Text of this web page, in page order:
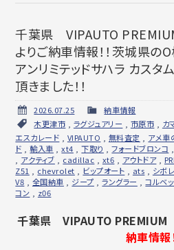
千葉県 VIPAUTO
よりご納車情報！！茨城県の
アンリミテッドサハラ カス
頂きました！！
2026.07.25
納車情報
木更津市
ラグジュアリー 市原市 カ
エスカレード
VIPAUTO 無料査定 アメ車
ド ,輸入車 ,xt4 ,下取り ,フォードブロンコ
アクティブ cadillac xt6 アウトドア,
Z51
chevrolet ビップオート ats シボ
V8
全国納車 ジープ ,ラングラー ,コルベ
コン
z06
千葉県 VIPAUTO PREMIUM
納車情報